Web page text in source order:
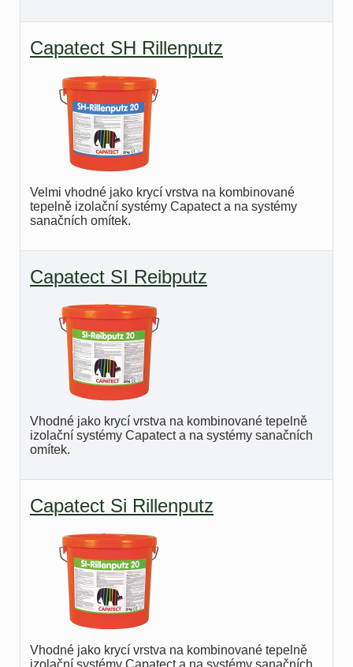
Capatect SH Rillenputz
Velmi vhodné jako krycí vrstva na kombinované
tepelně izolační systémy Capatect a na systémy
sanačních omítek.
Capatect SI Reibputz
Vhodné jako krycí vrstva na kombinované tepelně
izolační systémy Capatect a na systémy sanačních
omítek.
Capatect Si Rillenputz
Vhodné jako krycí vrstva na kombinované tepelně
izolační systémy Capatect a na systémy sanačních